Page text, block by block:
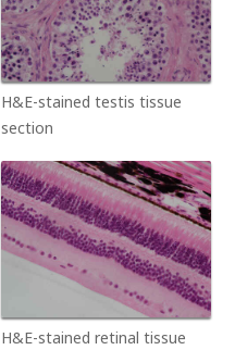
H&E-stained testis tissue
section
H&E-stained retinal tissue